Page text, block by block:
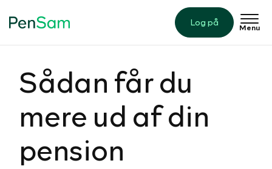
Log på Menu
Sådan får du
mere ud af din
pension